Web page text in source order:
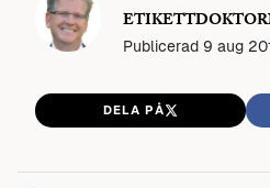
Publicerad 9 aug
DELA PÅ